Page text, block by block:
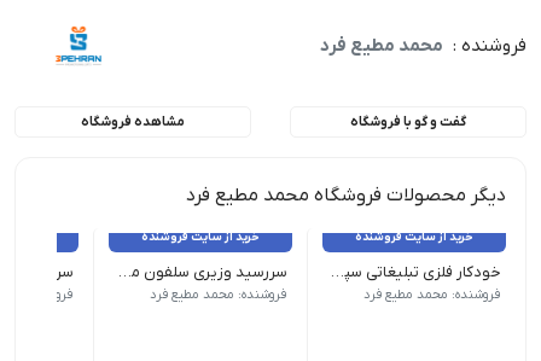
فروشنده : محمد مطیع فرد
گفت و گو با فروشگاه مشاهده فروشگاه
دیگر محصولات فروشگاه محمد مطیع فرد
خرید از سایت فروشنده
خودکار فلزی تبلیغاتی سپهران کد 2555 ابعاد 1 × 1 × 14 سانتی متر رنگ عسلی, قهوه ای, مشکی
فروشنده: محمد مطیع فرد
خرید از سایت فروشنده
سررسید وزیری سلفون مخمل مدل کیانا 1404 سپهران کد 1201
قطع : وزیری| صحافی : لاین تمام اتوماتیک جلد : سلفون
فروشنده: محمد مطیع فرد
قطع : رقعی|
فروشنده: